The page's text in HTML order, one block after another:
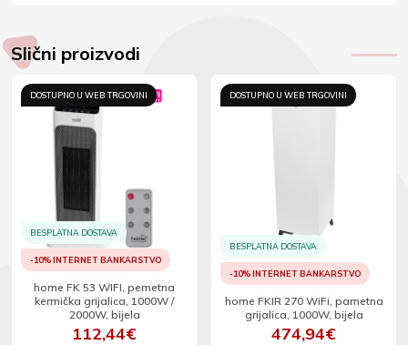
Slični proizvodi
DOSTUPNO U WEB TRGOVINI
BESPLATNA DOSTAVA
-10% INTERNET BANKARSTVO
home FK 53 WIFI, pemetna
kermička grijalica, 1000W /
2000W, bijela
112,44€
DOSTUPNO U WEB TRGOVINI
BESPLATNA DOSTAVA
-10% INTERNET BANKARSTVO
home FKIR 270 WiFi, pametna
grijalica, 1000W, bijela
474,94€